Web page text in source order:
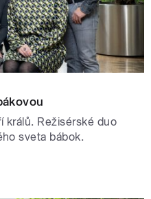
králů. Režisérské duo
sveta bábok.